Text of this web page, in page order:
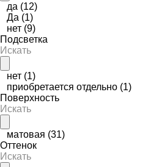
да (12)
Да (1)
нет (9)
Подсветка
нет (1)
приобретается отдельно (1)
Поверхность
матовая (31)
Оттенок